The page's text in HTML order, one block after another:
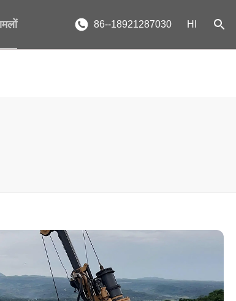
86--18921287030 HI